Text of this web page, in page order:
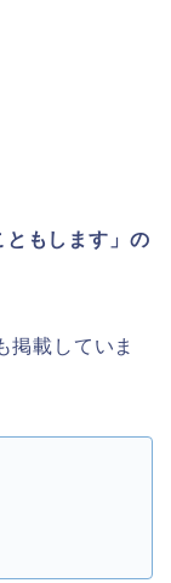
もします」の
掲載していま